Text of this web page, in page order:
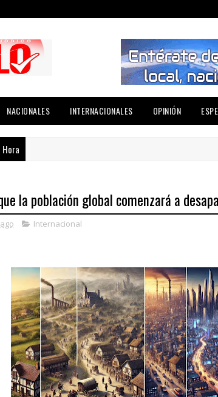
NACIONALES INTERNACIONALES OPINIÓN
la población global comenzará a
Internacional